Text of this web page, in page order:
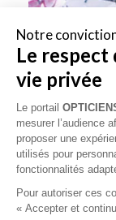
RETOUR VERS
RÉSULTATS
Notre
Le respect
vie privée
Le portail
mesurer l’audience
proposer une
utilisés pour
fonctionnalités
Pour autoriser ces
« Accepter et